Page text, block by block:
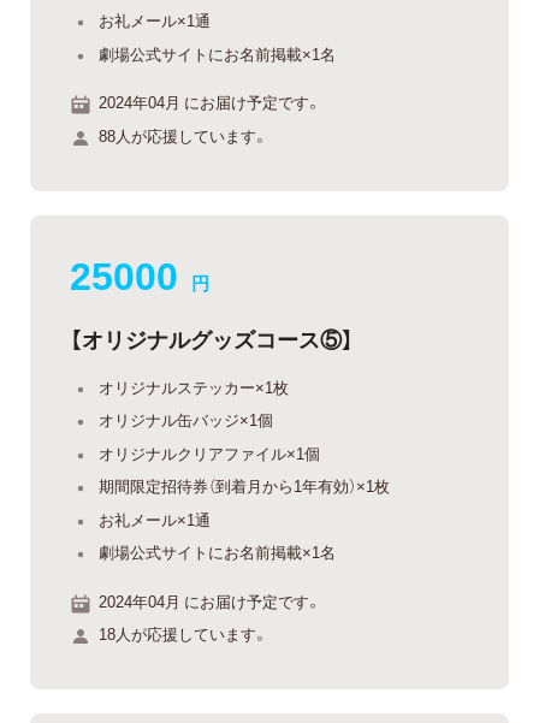
お礼メール×1通
劇場公式サイトにお名前掲載×1名
2024年04月 にお届け予定です。
88人が応援しています。
25000 円
【オリジナルグッズコース⑤】
オリジナルステッカー×1枚
オリジナル缶バッジ×1個
オリジナルクリアファイル×1個
期間限定招待券（到着月から1年有効）×1枚
お礼メール×1通
劇場公式サイトにお名前掲載×1名
2024年04月 にお届け予定です。
18人が応援しています。